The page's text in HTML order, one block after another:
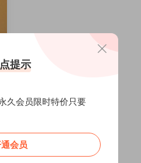
提示
久会员限时特价只要
会员